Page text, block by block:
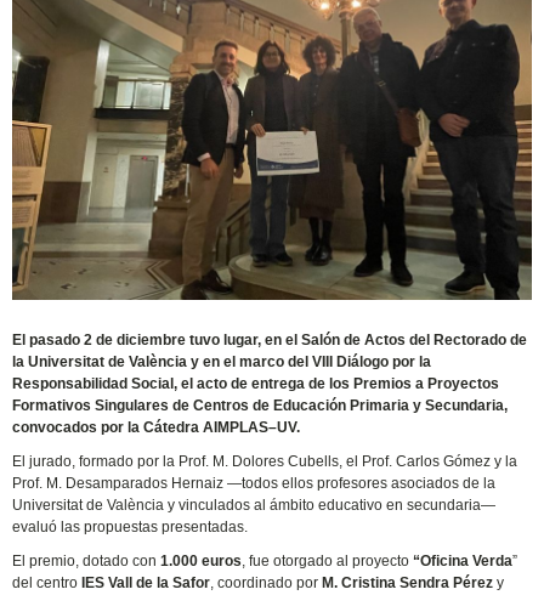
El pasado 2 de diciembre tuvo lugar, en el Salón de Actos del Rectorado de
la Universitat de València y en el marco del VIII Diálogo por la
Responsabilidad Social, el acto de entrega de los Premios a Proyectos
Formativos Singulares de Centros de Educación Primaria y Secundaria,
convocados por la Cátedra AIMPLAS–UV.
El jurado, formado por la Prof. M. Dolores Cubells, el Prof. Carlos Gómez y la
Prof. M. Desamparados Hernaiz —todos ellos profesores asociados de la
Universitat de València y vinculados al ámbito educativo en secundaria—
evaluó las propuestas presentadas.
El premio, dotado con1.000 euros, fue otorgado al proyecto“Oficina Verda”
del centro IES Vall de la Safor, coordinado por M. Cristina Sendra Pérez y